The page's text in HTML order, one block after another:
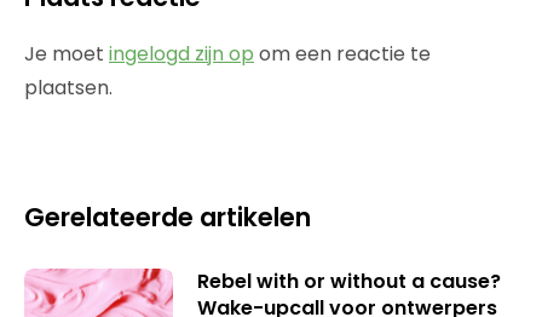
Je moet ingelogd zijn op om een reactie te
plaatsen.
Gerelateerde artikelen
Rebel with or without a cause?
Wake-upcall voor ontwerpers